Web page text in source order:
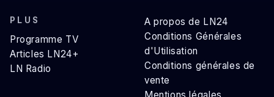
PLUS
Programme TV
Articles LN24+
LN Radio
A propos de LN24
Conditions Générales
d'Utilisation
Conditions générales de
vente
Mentions légales